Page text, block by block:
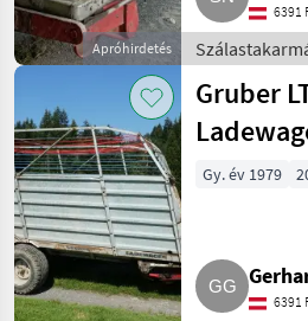
Marketplace
Kereskedői
ajánlatok
Apróhirdetés
6391
betakarítók /
Rendfelszedő
pótkocsi
Gruber
Gy. év 1979
6391